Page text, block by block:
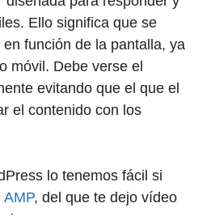
Ello significa que se
función de la pantalla, ya
móvil. Debe verse el
evitando que el que el
el contenido con los
lo tenemos fácil si
AMP, del que te dejo vídeo